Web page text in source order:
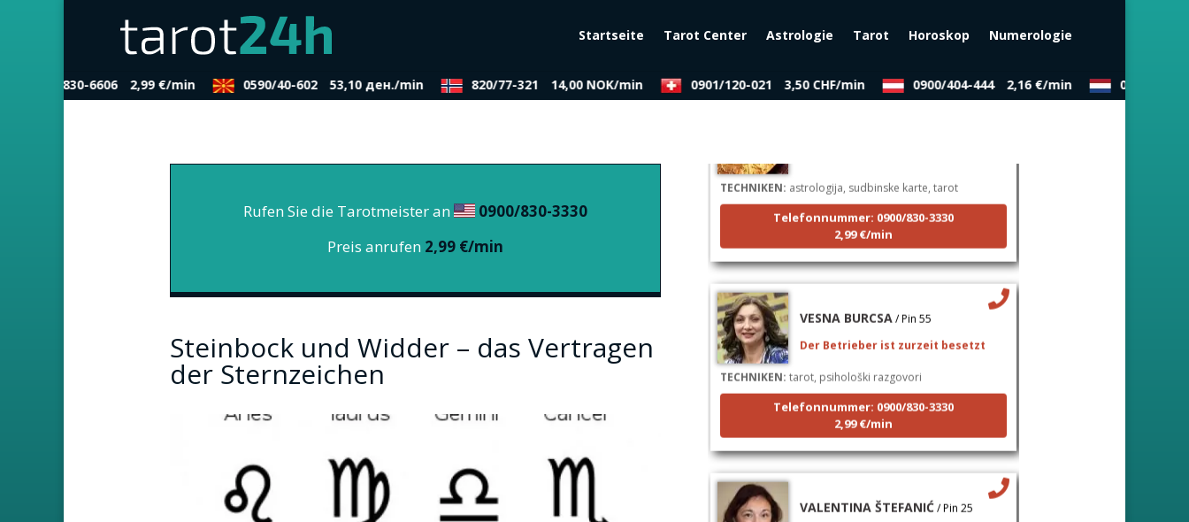
Startseite Tarot Center Astrologie Tarot Horoskop Numerologie
0900/830-6606 2,99 €/min 0590/40-602 53,10 ден./min 820/77-321 14,00 NOK/min 0901/120-021 3,50 CHF/min 0900/404-444 2,16 €/min 0909/343-
Rufen Sie die Tarotmeister an
0900/830-3330
Preis anrufen 2,99 €/min
Steinbock und Widder – das Vertragen
der Sternzeichen
TECHNIKEN:astrologija, sudbinske karte, tarot
Telefonnummer: 0900/830-3330
2,99 €/min
VESNA BURCSA / Pin 55
Der Betrieber ist zurzeit besetzt
TECHNIKEN:tarot, psihološki razgovori
Telefonnummer: 0900/830-3330
2,99 €/min
VALENTINA ŠTEFANIĆ / Pin 25